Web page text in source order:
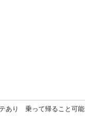
あり 乗って帰ること可能